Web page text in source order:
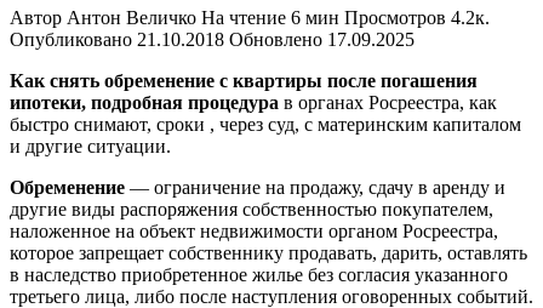
Автор Антон Величко На чтение 6 мин Просмотров 4.2к.
Опубликовано 21.10.2018 Обновлено 17.09.2025
Как снять обременение с квартиры после погашения
ипотеки, подробная процедура в органах Росреестра, как
быстро снимают, сроки , через суд, с материнским капиталом
и другие ситуации.
Обременение — ограничение на продажу, сдачу в аренду и
другие виды распоряжения собственностью покупателем,
наложенное на объект недвижимости органом Росреестра,
которое запрещает собственнику продавать, дарить, оставлять
в наследство приобретенное жилье без согласия указанного
третьего лица, либо после наступления оговоренных событий.